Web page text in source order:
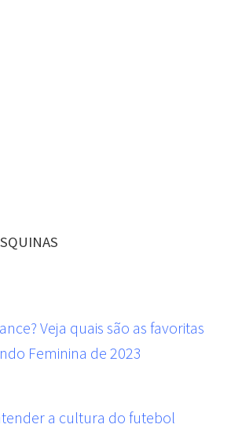
Veja quais são as favoritas
Feminina de 2023
a cultura do futebol